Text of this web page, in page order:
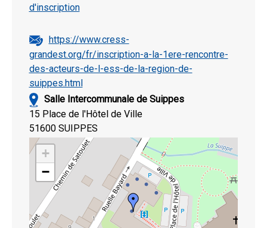
d'inscription
https://www.cress-
grandest.org/fr/inscription-a-la-1ere-rencontre-
des-acteurs-de-l-ess-de-la-region-de-
suippes.html
Salle Intercommunale de Suippes
15 Place de l'Hôtel de Ville
51600 SUIPPES
+
−